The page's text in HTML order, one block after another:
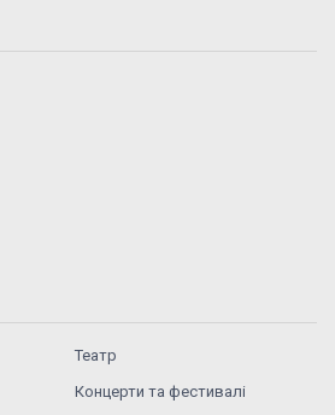
Театр
Концерти та фестивалі